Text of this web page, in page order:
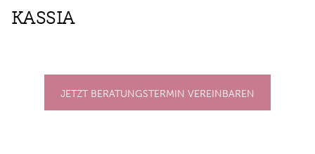
KAS­SIA
JETZT BERATUNGSTERMIN VEREINBAREN